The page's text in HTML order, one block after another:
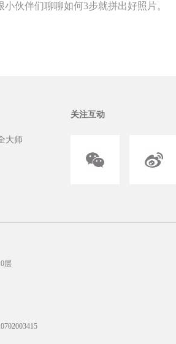
伙伴们聊聊如何3步就拼出好照片。
大师
关注互动
层